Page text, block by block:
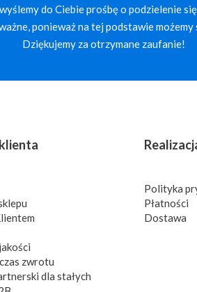
do Ciebie prośbę o podzielenie
ponieważ na tej podstawie
Dziękujemy za otrzymane zaufanie!
zwrotu
dla stałych
Polityka
Płatności
Dostawa